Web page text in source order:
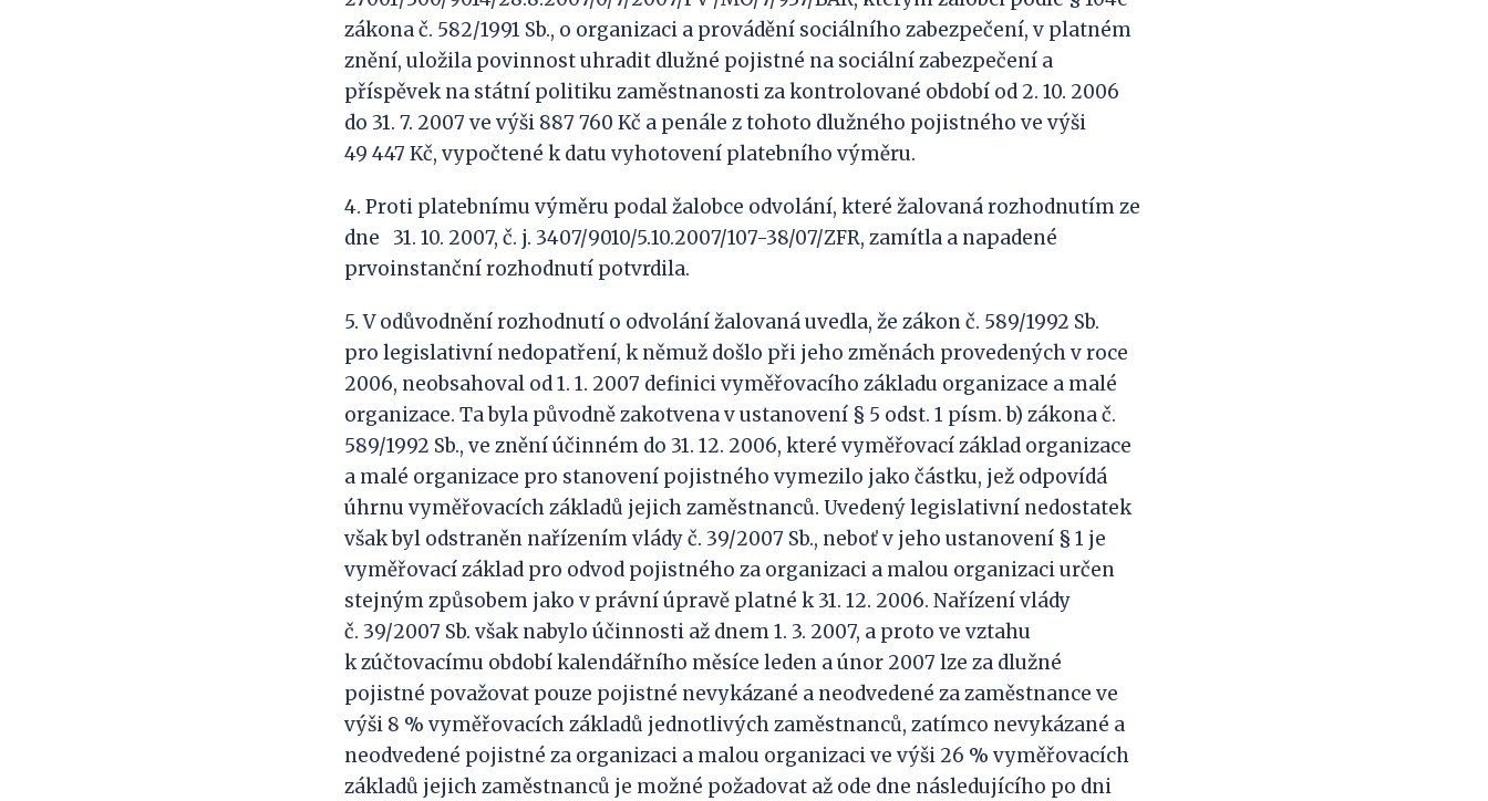
zákona č. 582/1991 Sb., o organizaci a provádění sociálního zabezpečení, v platném
znění, uložila povinnost uhradit dlužné pojistné na sociální zabezpečení a
příspěvek na státní politiku zaměstnanosti za kontrolované období od 2. 10. 2006
do 31. 7. 2007 ve výši 887 760 Kč a penále z tohoto dlužného pojistného ve výši
49 447 Kč, vypočtené k datu vyhotovení platebního výměru.
4. Proti platebnímu výměru podal žalobce odvolání, které žalovaná rozhodnutím ze
dne 31. 10. 2007, č. j. 3407/9010/5.10.2007/107-38/07/ZFR, zamítla a napadené
prvoinstanční rozhodnutí potvrdila.
5. V odůvodnění rozhodnutí o odvolání žalovaná uvedla, že zákon č. 589/1992 Sb.
pro legislativní nedopatření, k němuž došlo při jeho změnách provedených v roce
2006, neobsahoval od 1. 1. 2007 definici vyměřovacího základu organizace a malé
organizace. Ta byla původně zakotvena v ustanovení § 5 odst. 1 písm. b) zákona č.
589/1992 Sb., ve znění účinném do 31. 12. 2006, které vyměřovací základ organizace
a malé organizace pro stanovení pojistného vymezilo jako částku, jež odpovídá
úhrnu vyměřovacích základů jejich zaměstnanců. Uvedený legislativní nedostatek
však byl odstraněn nařízením vlády č. 39/2007 Sb., neboť v jeho ustanovení § 1 je
vyměřovací základ pro odvod pojistného za organizaci a malou organizaci určen
stejným způsobem jako v právní úpravě platné k 31. 12. 2006. Nařízení vlády
č. 39/2007 Sb. však nabylo účinnosti až dnem 1. 3. 2007, a proto ve vztahu
k zúčtovacímu období kalendářního měsíce leden a únor 2007 lze za dlužné
pojistné považovat pouze pojistné nevykázané a neodvedené za zaměstnance ve
výši 8 % vyměřovacích základů jednotlivých zaměstnanců, zatímco nevykázané a
neodvedené pojistné za organizaci a malou organizaci ve výši 26 % vyměřovacích
základů jejich zaměstnanců je možné požadovat až ode dne následujícího po dni